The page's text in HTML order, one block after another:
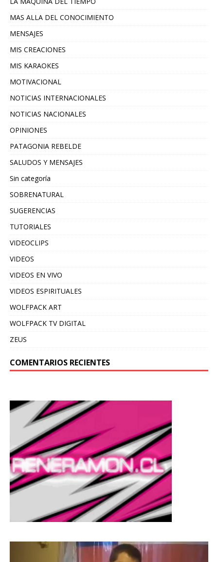
MAS ALLA DEL CONOCIMIENTO
MENSAJES
MIS CREACIONES
MIS KARAOKES
MOTIVACIONAL
NOTICIAS INTERNACIONALES
NOTICIAS NACIONALES
OPINIONES
PATAGONIA REBELDE
SALUDOS Y MENSAJES
Sin categoría
SOBRENATURAL
SUGERENCIAS
TUTORIALES
VIDEOCLIPS
VIDEOS
VIDEOS EN VIVO
VIDEOS ESPIRITUALES
WOLFPACK ART
WOLFPACK TV DIGITAL
ZEUS
COMENTARIOS RECIENTES